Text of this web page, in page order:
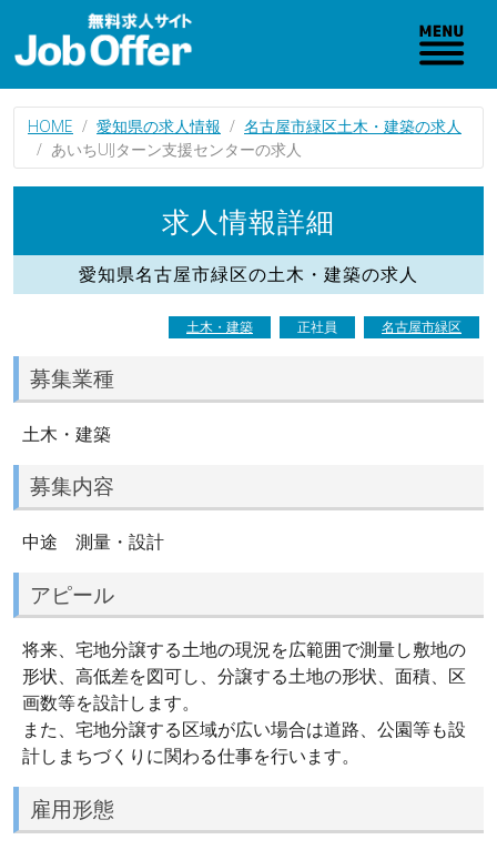
HOME 愛知県の求人情報
名古屋市緑区土木・建築の求人
あいちUIJターン支援センターの求人
求人情報詳細
愛知県名古屋市緑区の土木・建築の求人
土木・建築 正社員 名古屋市緑区
募集業種
土木・建築
募集内容
中途 測量・設計
アピール
将来、宅地分譲する土地の現況を広範囲で測量し敷地の
形状、高低差を図可し、分譲する土地の形状、面積、区
画数等を設計します。
また、宅地分譲する区域が広い場合は道路、公園等も設
計しまちづくりに関わる仕事を行います。
雇用形態